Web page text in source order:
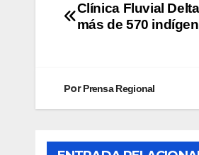
Clínica Fluvial
más de 570
PorPrensa Regional